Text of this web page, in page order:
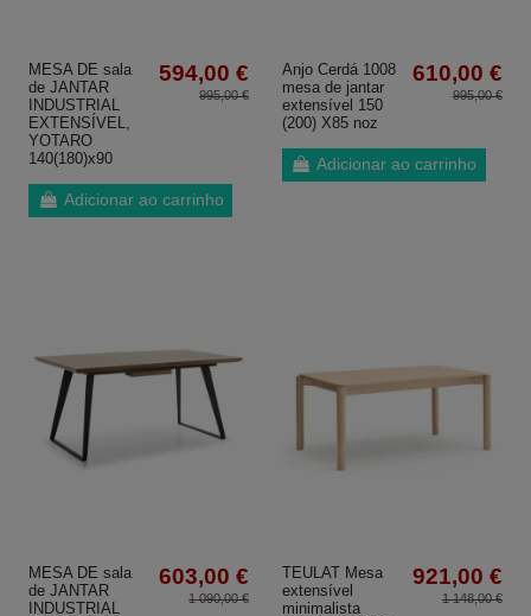
MESA DE sala
de JANTAR
INDUSTRIAL
EXTENSÍVEL,
YOTARO
140(180)x90
594,00 €
995,00 €
Adicionar ao carrinho
Anjo Cerdá 1008
mesa de jantar
extensível 150
(200) X85 noz
610,00 €
995,00 €
Adicionar ao carrinho
MESA DE sala
de JANTAR
INDUSTRIAL
603,00 €
1 090,00 €
TEULAT Mesa
extensível
minimalista
921,00 €
1 148,00 €